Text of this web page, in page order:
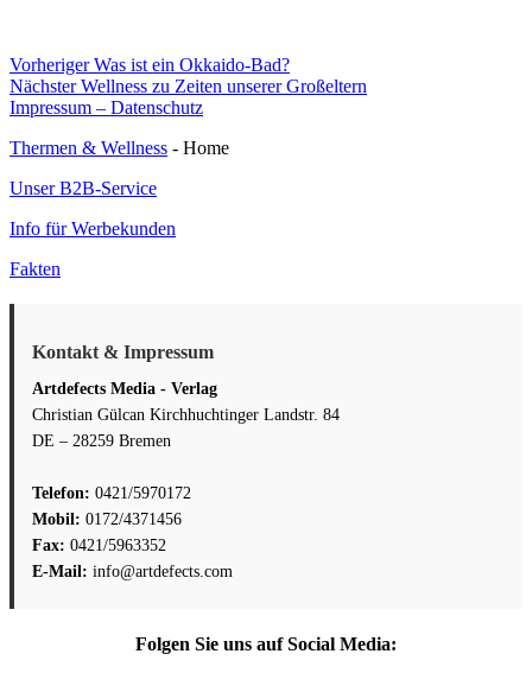
Beitragsnavigation
Vorheriger Vorheriger
Beitrag:
Was ist ein Okkaido-Bad?
Nächster Nächster
Beitrag:
Wellness zu Zeiten unserer Großeltern
Impressum – Datenschutz
Thermen & Wellness - Home
Unser B2B-Service
Info für Werbekunden
Fakten
Kontakt & Impressum
Artdefects Media - Verlag
Christian Gülcan Kirchhuchtinger Landstr. 84
DE – 28259 Bremen
Telefon: 0421/5970172
Mobil: 0172/4371456
Fax: 0421/5963352
E-Mail: info@artdefects.com
Folgen Sie uns auf Social Media: